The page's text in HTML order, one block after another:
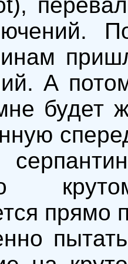
А
будет
прямо